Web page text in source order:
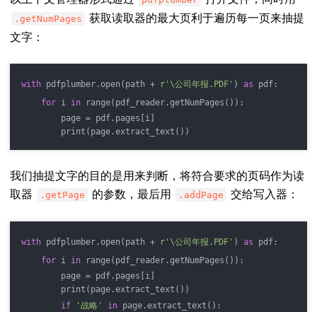
.getNumPages
获取读取器的最大页利于遍历每一页来抽提
文字：
with pdfplumber.open(path + r'\公司年报.PDF' ) as pdf:
for i in range(pdf_reader.getNumPages()):
page = pdf.pages[i]
print(page.extract_text())
我们抽提文字的目的是用来判断，将符合要求的页码作为读
取器
.getPage 的参数，最后用 .addPage 交给写入器：
with pdfplumber.open(path + r'\公司年报.PDF' ) as pdf:
for i in range(pdf_reader.getNumPages()):
page = pdf.pages[i]
print(page.extract_text())
if
'战略' in page.extract_text():